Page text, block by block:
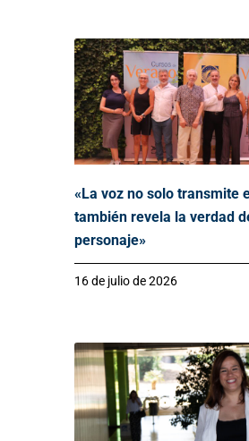
«La voz no solo transmite
también revela la verdad
personaje»
16 de julio de 2026